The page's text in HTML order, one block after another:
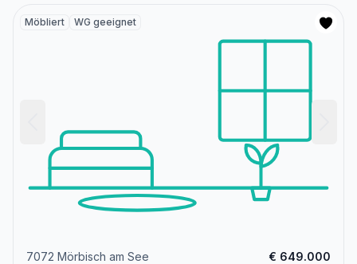
Möbliert WG geeignet
7072 Mörbisch am See € 649.000